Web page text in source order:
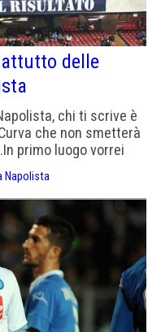
delle
chi ti scrive è
che non smetterà
primo luogo vorrei
tifosi che la
Napoli, tanto quella
Napolista